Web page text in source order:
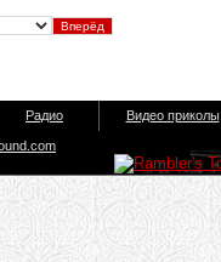
Радио Видео приколы